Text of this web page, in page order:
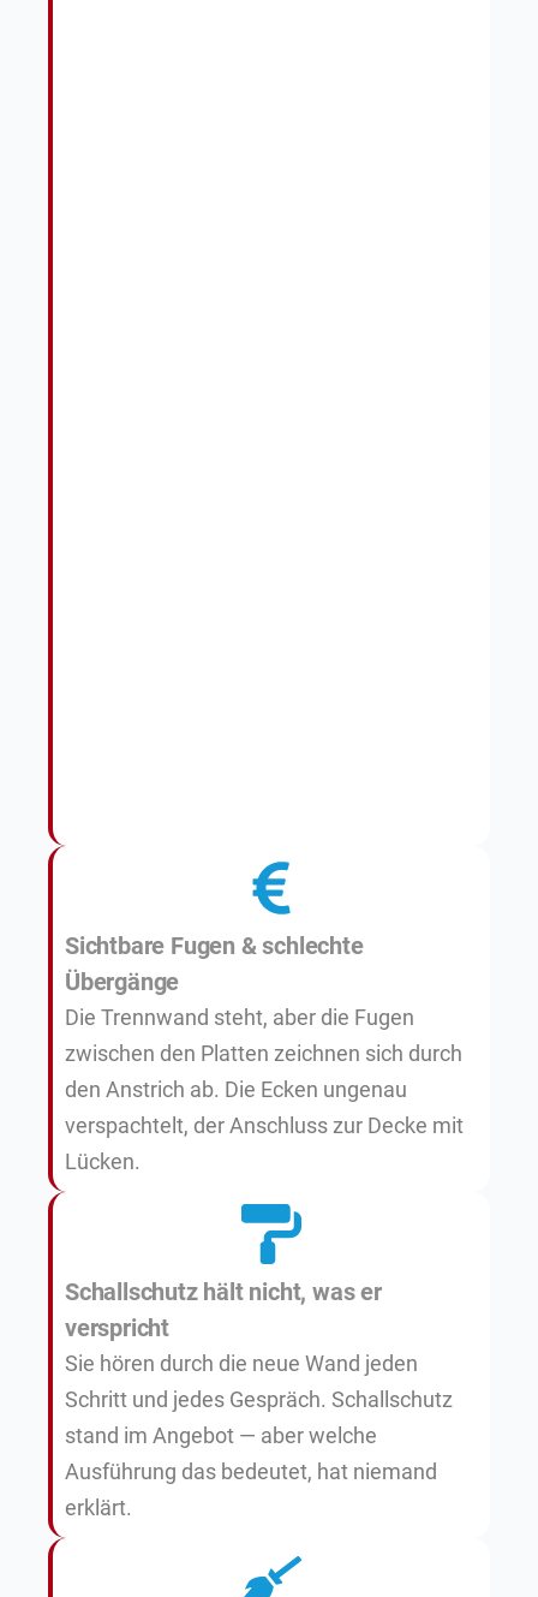
Sichtbare Fugen & schlechte
Übergänge
Die Trennwand steht, aber die Fugen
zwischen den Platten zeichnen sich durch
den Anstrich ab. Die Ecken ungenau
verspachtelt, der Anschluss zur Decke mit
Lücken.
Schallschutz hält nicht, was er
verspricht
Sie hören durch die neue Wand jeden
Schritt und jedes Gespräch. Schallschutz
stand im Angebot — aber welche
Ausführung das bedeutet, hat niemand
erklärt.